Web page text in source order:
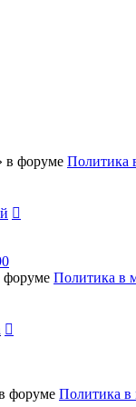
в форуме Политика
форуме Политика в
форуме Политика в